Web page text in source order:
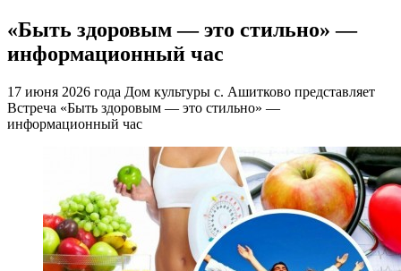
«Быть здоровым — это стильно» —
информационный час
17 июня 2026 года Дом культуры с. Ашитково представляет
Встреча «Быть здоровым — это стильно» —
информационный час